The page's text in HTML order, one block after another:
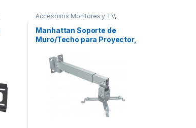
Accesorios Monitores y TV,
Manhattan Soporte de
Muro/Techo para Proyector,
ARTICULADO 20KG
EXTENSION 43-65CM